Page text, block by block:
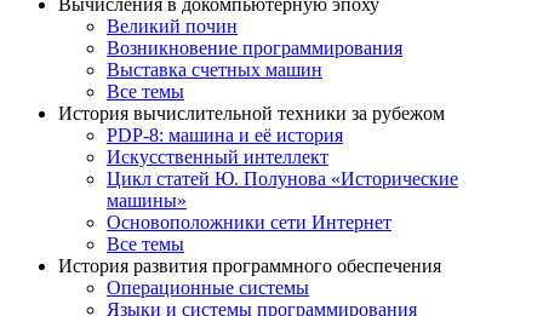
Вычисления в докомпьютерную эпоху
Великий почин
Возникновение программирования
Выставка счетных машин
Все темы
История вычислительной техники за рубежом
PDP-8: машина и её история
Искусственный интеллект
Цикл статей Ю. Полунова «Исторические
машины»
Основоположники сети Интернет
Все темы
История развития программного обеспечения
Операционные системы
Языки и системы программирования